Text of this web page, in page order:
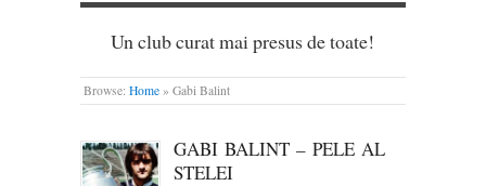
Un club curat mai presus de toate!
Browse: Home » Gabi Balint
GABI BALINT – PELE AL
STELEI